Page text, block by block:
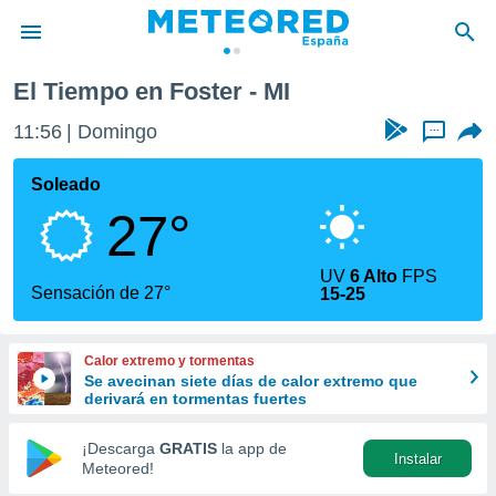
de
por
que se
calidad.
a este
las
y
forma
digital
basada
El Tiempo en Foster - MI
11:56 Domingo ...
Soleado
27°
Sensación de 27°
UV6 Alto FPS
15-25
Calor extremo y tormentas
Se avecinan siete días de calor extremo que
derivará en tormentas fuertes
¡Descarga GRATIS la app de
Meteored!
Instalar